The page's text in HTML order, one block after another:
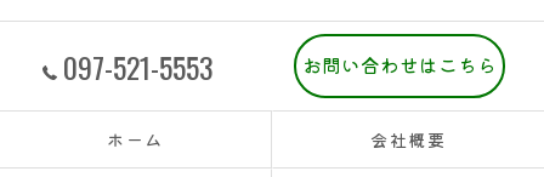
097-521-5553 お問い合わせはこちら
ホーム 会社概要